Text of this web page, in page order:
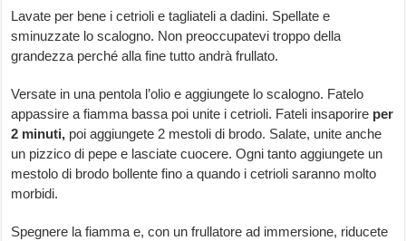
Lavate per bene i cetrioli e tagliateli a dadini. Spellate e
sminuzzate lo scalogno. Non preoccupatevi troppo della
grandezza perché alla fine tutto andrà frullato.
Versate in una pentola l’olio e aggiungete lo scalogno. Fatelo
appassire a fiamma bassa poi unite i cetrioli. Fateli insaporire per
2 minuti, poi aggiungete 2 mestoli di brodo. Salate, unite anche
un pizzico di pepe e lasciate cuocere. Ogni tanto aggiungete un
mestolo di brodo bollente fino a quando i cetrioli saranno molto
morbidi.
Spegnere la fiamma e, con un frullatore ad immersione, riducete